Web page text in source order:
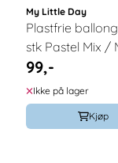
My Little Day
Plastfrie
stk Pastel Mix /
Day
99,-
Ikke på lager
Kjøp